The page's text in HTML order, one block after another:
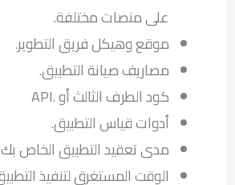
على منصات مختلفة.
موقع وهيكل فريق التطوير.
مصاريف صيانة التطبيق.
كود الطرف الثالث أو .API
أدوات قياس التطبيق.
مدى تعقيد التطبيق الخاص
الوقت المستغرق لتنفيذ